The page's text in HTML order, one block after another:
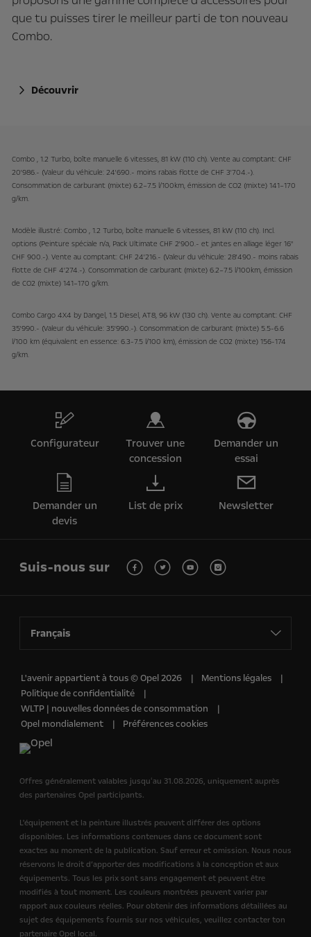
que tu puisses tirer le meilleur parti de ton nouveau
Combo.
Découvrir
Combo , 1.2 Turbo, boîte manuelle 6 vitesses, 81 kW (110 ch). Vente au comptant: CHF
20'986.- (Valeur du véhicule: 24'690.- moins rabais flotte de CHF 3'704.-).
Consommation de carburant (mixte) 6.2–7.5 l/100km, émission de CO2 (mixte) 141–170
g/km.
Modèle illustré: Combo , 1.2 Turbo, boîte manuelle 6 vitesses, 81 kW (110 ch). Incl.
options (Peinture spéciale n/a, Pack Ultimate CHF 2'900.- et jantes en alliage léger 16"
CHF 900.-). Vente au comptant: CHF 24'216.- (Valeur du véhicule: 28'490.- moins rabais
flotte de CHF 4'274.-). Consommation de carburant (mixte) 6.2–7.5 l/100km, émission
de CO2 (mixte) 141–170 g/km.
Combo Cargo 4X4 by Dangel, 1.5 Diesel, AT8, 96 kW (130 ch). Vente au comptant: CHF
35'990.- (Valeur du véhicule: 35'990.-). Consommation de carburant (mixte) 5.5-6.6
l/100 km (équivalent en essence: 6.3-7.5 l/100 km), émission de CO2 (mixte) 156-174
g/km.
Configurateur
Trouver une
concession
Demander un
essai
Demander un
devis
List de prix Newsletter
Suis-nous sur
Français
L'avenir appartient à tous © Opel 2026
Mentions légales
Politique de confidentialité
WLTP | nouvelles données de consommation
Opel mondialement
Préférences cookies
Offres généralement valables jusquʻau 31.08.2026, uniquement auprès
des partenaires Opel participants.
L'équipement et la peinture illustrés peuvent différer des options
disponibles. Les informations contenues dans ce document sont
exactes au moment de la publication. Sauf erreur et omission. Nous nous
réservons le droit d’apporter des modifications à la conception et aux
équipements. Tous les prix sont sans engagement et peuvent être
modifiés à tout moment. Les couleurs montrées peuvent varier par
rapport aux couleurs réelles. Pour obtenir des informations détaillées au
sujet des équipements fournis sur nos véhicules, veuillez contacter ton
partenaire Opel local.